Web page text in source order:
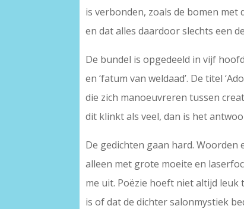
is verbonden, zoals de bomen
en dat alles daardoor slechts een
De bundel is opgedeeld in vijf
en ‘fatum van weldaad’. De titel
die zich manoeuvreren tussen
dit klinkt als veel, dan is het
De gedichten gaan hard.
alleen met grote moeite en
me uit. Poëzie hoeft niet altijd
is of dat de dichter salonmystiek